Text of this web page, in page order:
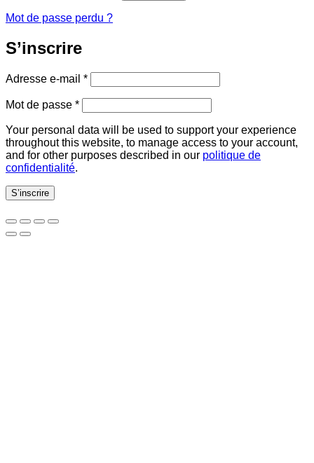
Mot de passe perdu ?
S’inscrire
Adresse e-mail *Obligatoire
Mot de passe *Obligatoire
Your personal data will be used to support your experience
throughout this website, to manage access to your account,
and for other purposes described in our politique de
confidentialité.
S’inscrire